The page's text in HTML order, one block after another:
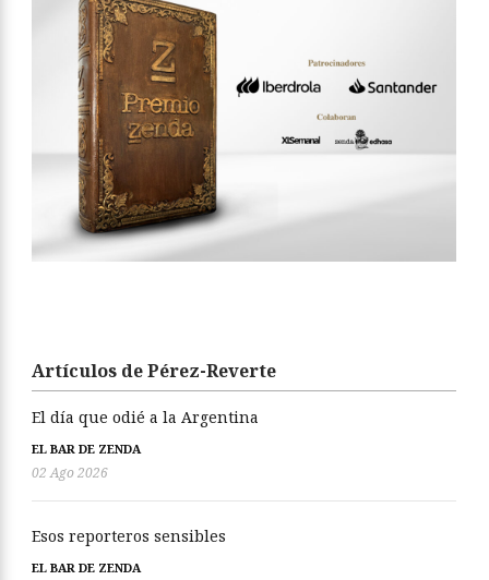
Artículos de Pérez-Reverte
El día que odié a la Argentina
EL BAR DE ZENDA
02 Ago 2026
Esos reporteros sensibles
EL BAR DE ZENDA